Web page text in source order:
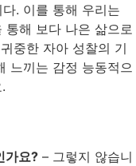
. 이를 통해 우리는
통해 보다 나은 삶으로
중한 자아 성찰의 기
느끼는 감정 능동적으
가요? – 그렇지 않습니